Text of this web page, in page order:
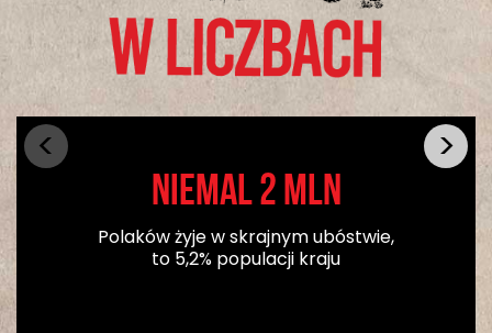
niemal 2 mln
Polaków żyje w skrajnym ubóstwie,
to 5,2% populacji kraju